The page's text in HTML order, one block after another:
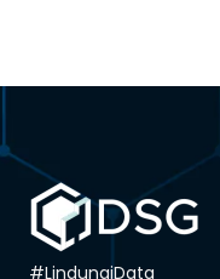
#LindungiData